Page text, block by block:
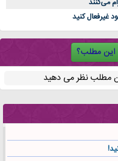
این مطلب؟
مطلب نظر می دهید